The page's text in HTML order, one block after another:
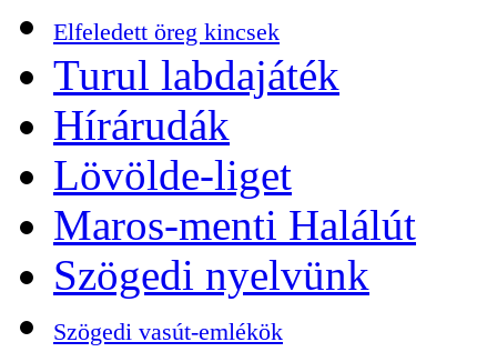
Elfeledett öreg kincsek
Turul labdajáték
Hírárudák
Lövölde-liget
Maros-menti Halálút
Szögedi nyelvünk
Szögedi vasút-emlékök